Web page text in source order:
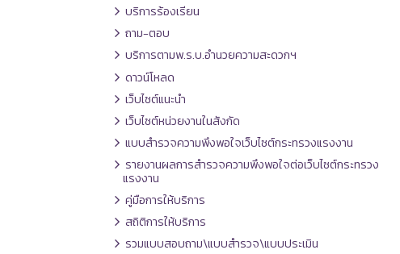
บริการร้องเรียน
ถาม-ตอบ
บริการตามพ.ร.บ.อำนวยความสะดวกฯ
ดาวน์โหลด
เว็บไซต์แนะนำ
เว็บไซต์หน่วยงานในสังกัด
แบบสำรวจความพึงพอใจเว็บไซต์กระทรวงแรงงาน
รายงานผลการสำรวจความพึงพอใจต่อเว็บไซต์กระทรวง
แรงงาน
คู่มือการให้บริการ
สถิติการให้บริการ
รวมแบบสอบถาม\แบบสำรวจ\แบบประเมิน